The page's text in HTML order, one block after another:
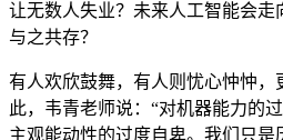
让无数人失业？未来人工智能会
与之共存？
有人欢欣鼓舞，有人则忧心忡忡，
此，韦青老师说：“对机器能力的
主观能动性的过度自卑。我们只